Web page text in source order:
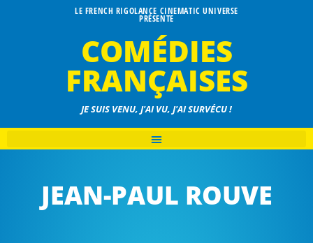
LE FRENCH RIGOLANCE CINEMATIC UNIVERSE
PRÉSENTE
COMÉDIES
FRANÇAISES
JE SUIS VENU, J'AI VU, J'AI SURVÉCU !
JEAN-PAUL ROUVE